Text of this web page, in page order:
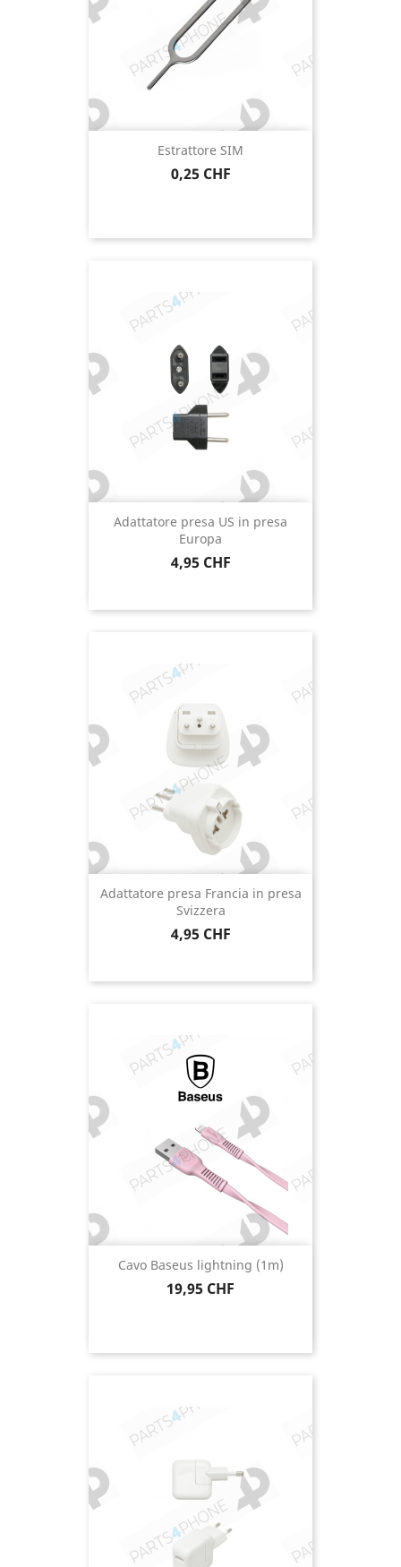
Estrattore SIM
Prezzo
0,25 CHF
Adattatore presa US in presa
Europa
Prezzo
4,95 CHF
Adattatore presa Francia in presa
Svizzera
Prezzo
4,95 CHF
Cavo Baseus lightning (1m)
Prezzo
19,95 CHF